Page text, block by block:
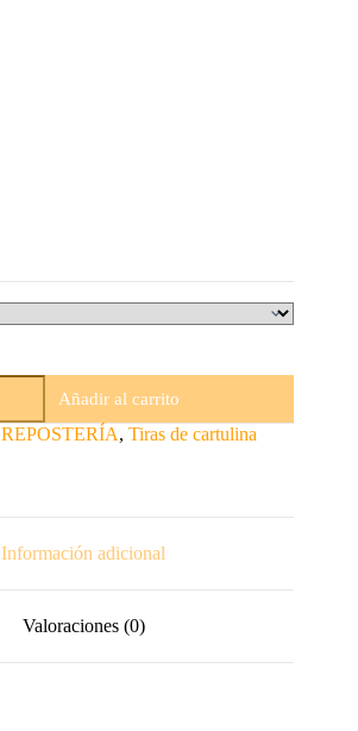
Añadir al carrito
REPOSTERÍA, Tiras de cartulina
Información adicional
Valoraciones (0)